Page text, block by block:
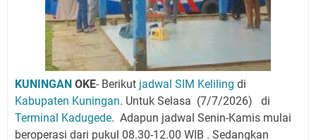
Agustus 2026, Daging Naik, Telur Turun
Agenda Kegiatan Bupati Kuningan Jumat 7 Agustus
2026 Ada Tiga, Tapi yang Bakal Dihadiri Hanya Satu
Ini Empat Lokasi Samsat Keliling Kuningan Jumat 7
KUNINGAN OKE- Berikut jadwal SIM Keliling di
Kabupaten Kuningan. Untuk Selasa (7/7/2026)
di
Terminal Kadugede. Adapun jadwal Senin-Kamis mulai
beroperasi dari pukul 08.30-12.00 WIB . Sedangkan